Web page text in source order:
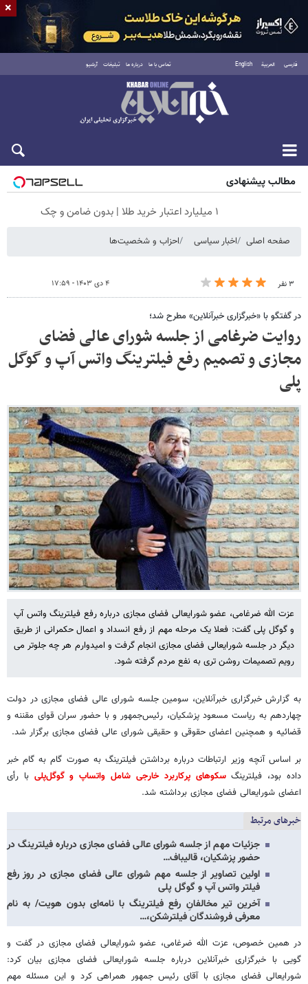
فارسی العربية English تماس با ما درباره ما تبلیغات آرشیو
شنبه ۱۷ مرداد ۱۴۰۵
مطالب پیشنهادی
۱ میلیارد اعتبار خرید طلا | بدون ضامن و چک
صفحه اصلی اخبار سیاسی احزاب و شخصیت‌ها
۳ نفر ۴ دی ۱۴۰۳ - ۱۷:۵۹
در گفتگو با «خبرگزاری خبرآنلاین» مطرح شد؛
روایت ضرغامی از جلسه شورای عالی فضای
مجازی و تصمیم رفع فیلترینگ واتس آپ و گوگل
پلی
عزت الله ضرغامی، عضو شورایعالی فضای مجازی درباره رفع فیلترینگ واتس آپ
و گوگل پلی گفت: فعلا یک مرحله مهم از رفع انسداد و اعمال حکمرانی از طریق
دیگر در جلسه شورایعالی فضای مجازی انجام گرفت و امیدوارم هر چه جلوتر می
رویم تصمیمات روشن تری به نفع مردم گرفته شود.
به گزارش خبرگزاری خبرآنلاین، سومین جلسه شورای عالی فضای مجازی در دولت
چهاردهم به ریاست مسعود پزشکیان، رئیس‌جمهور و با حضور سران قوای مقننه و
قضائیه و همچنین اعضای حقوقی و حقیقی شورای عالی فضای مجازی برگزار شد.
بر اساس آنچه وزیر ارتباطات درباره برداشتن فیلترینگ به صورت گام به گام خبر
داده بود، فیلترینگسکوهای پرکاربرد خارجی شامل واتساپ و گوگل‌پلی با رأی
اعضای شورایعالی فضای مجازی برداشته شد.
خبرهای مرتبط
جزئیات مهم از جلسه شورای عالی فضای مجازی درباره فیلترینگ در
حضور پزشکیان، قالیباف…
اولین تصاویر از جلسه مهم شورای عالی فضای مجازی در روز رفع
فیلتر واتس آپ و گوگل پلی
آخرین تیر مخالفانِ رفع فیلترینگ با نامه‌ای بدون هویت/ به نام
معرفی فروشندگان فیلترشکن،…
در همین خصوص، عزت الله ضرغامی، عضو شورایعالی فضای مجازی در گفت و
گویی با خبرگزاری خبرآنلاین درباره جلسه شورایعالی فضای مجازی بیان کرد:
شورایعالی فضای مجازی با آقای رئیس جمهور همراهی کرد و این مسئله مهم
×